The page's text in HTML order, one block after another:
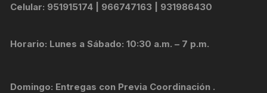
Celular: 951915174 | 966747163 | 931986430
Horario: Lunes a Sábado: 10:30 a.m. – 7 p.m.
Domingo: Entregas con Previa Coordinación .